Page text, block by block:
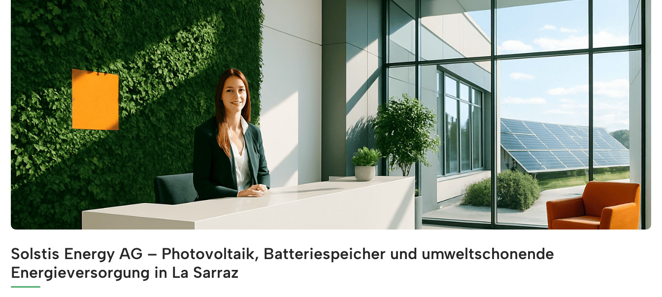
Sie brauchen Solaranlagen für La Sarraz? ↗️Solstis Energy hilft Ihnen oder ✓Wärmepumpe, Photovoltaik, Stromspeicher, Elektroauto
Solstis Energy AG – Photovoltaik, Batteriespeicher und umweltschonende
Energieversorgung in La Sarraz